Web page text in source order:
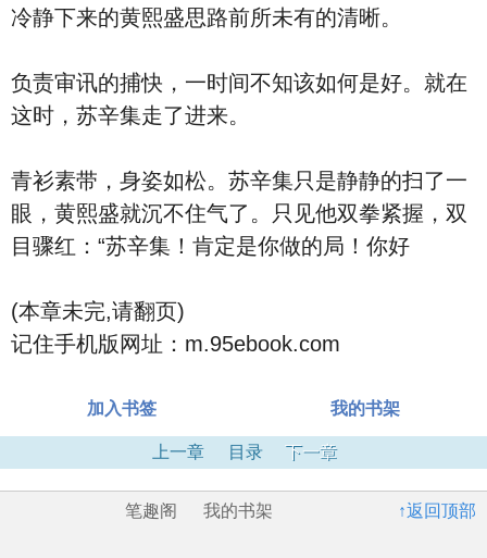
冷静下来的黄熙盛思路前所未有的清晰。
负责审讯的捕快，一时间不知该如何是好。就在
这时，苏辛集走了进来。
青衫素带，身姿如松。苏辛集只是静静的扫了一
眼，黄熙盛就沉不住气了。只见他双拳紧握，双
目骤红：“苏辛集！肯定是你做的局！你好
(本章未完,请翻页)
记住手机版网址：m.95ebook.com
加入书签 我的书架
上一章 目录 下一章
↑返回顶部
笔趣阁 我的书架